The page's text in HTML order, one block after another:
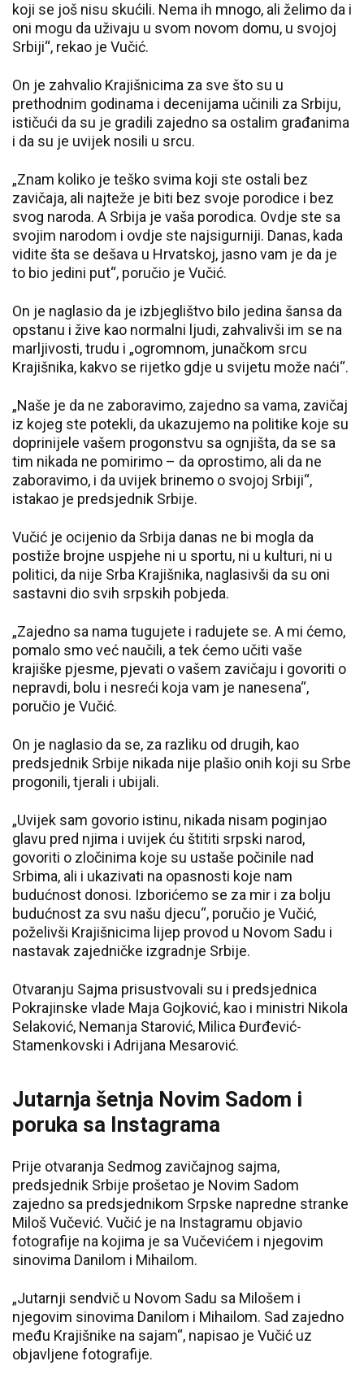
koji se još nisu skućili. Nema ih mnogo, ali želimo da i
oni mogu da uživaju u svom novom domu, u svojoj
Srbiji“, rekao je Vučić.
On je zahvalio Krajišnicima za sve što su u
prethodnim godinama i decenijama učinili za Srbiju,
ističući da su je gradili zajedno sa ostalim građanima
i da su je uvijek nosili u srcu.
„Znam koliko je teško svima koji ste ostali bez
zavičaja, ali najteže je biti bez svoje porodice i bez
svog naroda. A Srbija je vaša porodica. Ovdje ste sa
svojim narodom i ovdje ste najsigurniji. Danas, kada
vidite šta se dešava u Hrvatskoj, jasno vam je da je
to bio jedini put“, poručio je Vučić.
On je naglasio da je izbjeglištvo bilo jedina šansa da
opstanu i žive kao normalni ljudi, zahvalivši im se na
marljivosti, trudu i „ogromnom, junačkom srcu
Krajišnika, kakvo se rijetko gdje u svijetu može naći“.
„Naše je da ne zaboravimo, zajedno sa vama, zavičaj
iz kojeg ste potekli, da ukazujemo na politike koje su
doprinijele vašem progonstvu sa ognjišta, da se sa
tim nikada ne pomirimo – da oprostimo, ali da ne
zaboravimo, i da uvijek brinemo o svojoj Srbiji“,
istakao je predsjednik Srbije.
Vučić je ocijenio da Srbija danas ne bi mogla da
postiže brojne uspjehe ni u sportu, ni u kulturi, ni u
politici, da nije Srba Krajišnika, naglasivši da su oni
sastavni dio svih srpskih pobjeda.
„Zajedno sa nama tugujete i radujete se. A mi ćemo,
pomalo smo već naučili, a tek ćemo učiti vaše
krajiške pjesme, pjevati o vašem zavičaju i govoriti o
nepravdi, bolu i nesreći koja vam je nanesena“,
poručio je Vučić.
On je naglasio da se, za razliku od drugih, kao
predsjednik Srbije nikada nije plašio onih koji su Srbe
progonili, tjerali i ubijali.
„Uvijek sam govorio istinu, nikada nisam poginjao
glavu pred njima i uvijek ću štititi srpski narod,
govoriti o zločinima koje su ustaše počinile nad
Srbima, ali i ukazivati na opasnosti koje nam
budućnost donosi. Izborićemo se za mir i za bolju
budućnost za svu našu djecu“, poručio je Vučić,
poželivši Krajišnicima lijep provod u Novom Sadu i
nastavak zajedničke izgradnje Srbije.
Otvaranju Sajma prisustvovali su i predsjednica
Pokrajinske vlade Maja Gojković, kao i ministri Nikola
Selaković, Nemanja Starović, Milica Đurđević-
Stamenkovski i Adrijana Mesarović.
Jutarnja šetnja Novim Sadom i
poruka sa Instagrama
Prije otvaranja Sedmog zavičajnog sajma,
predsjednik Srbije prošetao je Novim Sadom
zajedno sa predsjednikom Srpske napredne stranke
Miloš Vučević. Vučić je na Instagramu objavio
fotografije na kojima je sa Vučevićem i njegovim
sinovima Danilom i Mihailom.
„Jutarnji sendvič u Novom Sadu sa Milošem i
njegovim sinovima Danilom i Mihailom. Sad zajedno
među Krajišnike na sajam“, napisao je Vučić uz
objavljene fotografije.